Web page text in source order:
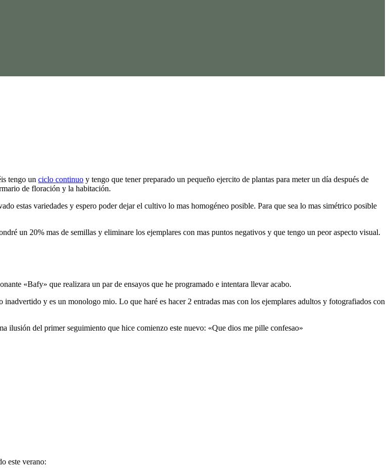
tengo un ciclo continuo y tengo que tener preparado un pequeño ejercito de plantas para meter un día después de
de floración y la habitación.
estas variedades y espero poder dejar el cultivo lo mas homogéneo posible. Para que sea lo mas simétrico posible
un 20% mas de semillas y eliminare los ejemplares con mas puntos negativos y que tengo un peor aspecto visual.
«Bafy» que realizara un par de ensayos que he programado e intentara llevar acabo.
y es un monologo mio. Lo que haré es hacer 2 entradas mas con los ejemplares adultos y fotografiados con
ilusión del primer seguimiento que hice comienzo este nuevo: «Que dios me pille confesao»
este verano: